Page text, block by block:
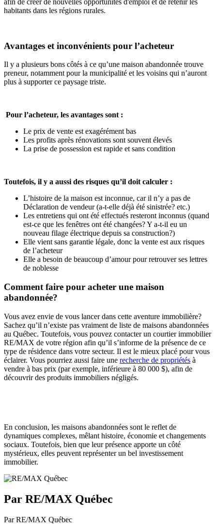
afin de créer de nouvelles opportunités d'emploi et de retenir les
habitants dans les régions rurales.
Avantages et inconvénients pour l’acheteur
Il y a plusieurs bons côtés à ce qu’une maison abandonnée trouve
preneur, notamment pour la municipalité et les voisins qui n’auront
plus à supporter ce paysage triste.
Pour l’acheteur, les avantages sont :
Le prix de vente est exagérément bas
Les profits après rénovations sont souvent élevés
La prise de possession est rapide et sans condition
Toutefois, il y a aussi des risques qu’il doit calculer :
L’histoire de la maison est inconnue, car il n’y a pas de
Déclaration de vendeur (a-t-elle déjà été sinistrée? etc.)
Les entretiens qui ont été effectués resteront inconnus (quand
est-ce que les fenêtres ont été changées? Y a-t-il eu un
nouveau filage électrique depuis sa construction?)
Elle vient sans garantie légale, donc la vente est aux risques
de l’acheteur
Elle a besoin de beaucoup d’amour pour retrouver ses lettres
de noblesse
Comment faire pour acheter une maison
abandonnée?
Vous avez envie de vous lancer dans cette aventure immobilière?
Sachez qu’il n’existe pas vraiment de liste de maisons abandonnées
au Québec. Toutefois, vous pouvez contacter un courtier immobilier
RE/MAX de votre région afin qu’il s’informe de la présence de ce
type de résidence dans votre secteur. Il est le mieux placé pour vous
éclairer. Vous pourriez aussi faire une recherche de propriétés à
vendre à bas prix (par exemple, inférieure à 80 000 $), afin de
découvrir des produits immobiliers négligés.
En conclusion, les maisons abandonnées sont le reflet de
dynamiques complexes, mêlant histoire, économie et changements
sociaux. Toutefois, bien que leur présence apporte un côté
mystérieux, elles peuvent représenter un bel investissement
immobilier.
Par RE/MAX Québec
Par RE/MAX Québec